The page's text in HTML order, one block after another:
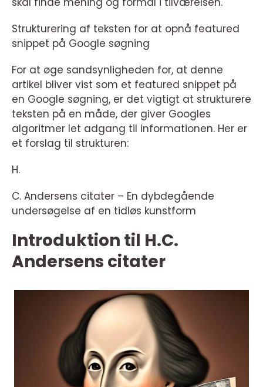
Strukturering af teksten for at opnå featured
snippet på Google søgning
For at øge sandsynligheden for, at denne
artikel bliver vist som et featured snippet på
en Google søgning, er det vigtigt at strukturere
teksten på en måde, der giver Googles
algoritmer let adgang til informationen. Her er
et forslag til strukturen:
H.
C. Andersens citater – En dybdegående
undersøgelse af en tidløs kunstform
Introduktion til H.C.
Andersens citater